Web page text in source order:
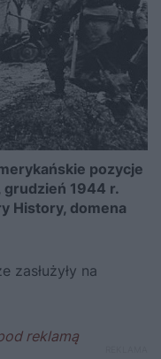
pozycje
1944 r.
History, domena
zasłużyły na